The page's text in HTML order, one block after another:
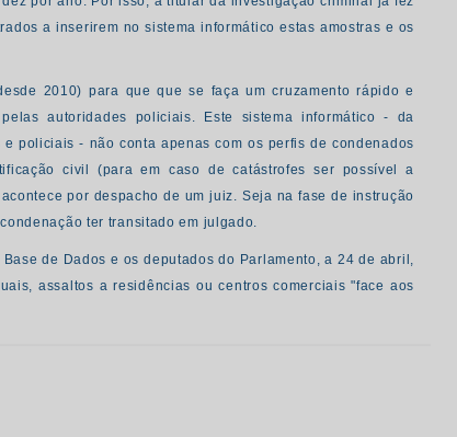
a inserirem no sistema informático estas amostras e os
2010) para que que se faça um cruzamento rápido e
autoridades policiais. Este sistema informático - da
policiais - não conta apenas com os perfis de condenados
civil (para em caso de catástrofes ser possível a
por despacho de um juiz. Seja na fase de instrução
ter transitado em julgado.
de Dados e os deputados do Parlamento, a 24 de abril,
assaltos a residências ou centros comerciais "face aos